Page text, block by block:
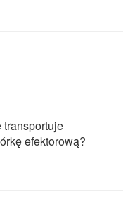
efektorową?